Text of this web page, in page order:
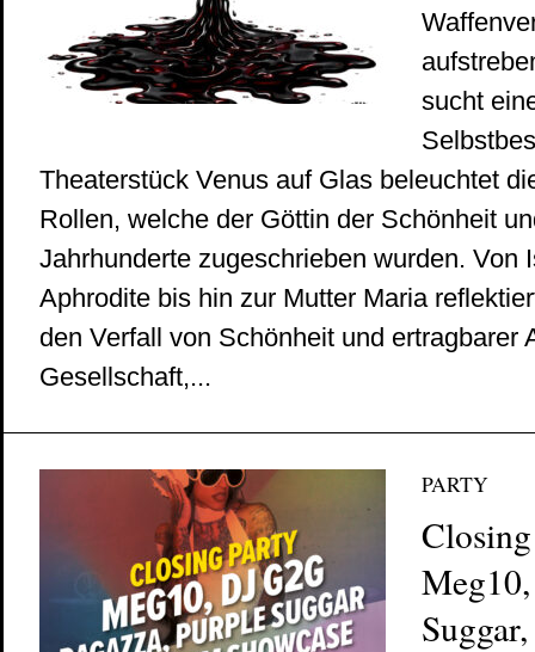
sucht
Theaterstück Venus auf Glas beleuchtet
Rollen, welche der Göttin der Schönheit
Jahrhunderte zugeschrieben wurden. Von
Aphrodite bis hin zur Mutter Maria
den Verfall von Schönheit und ertragbarer
Gesellschaft,...
PARTY